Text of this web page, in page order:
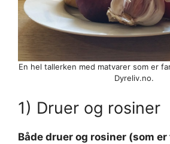
En hel tallerken med matvarer som er
Dyreliv.no.
1) Druer og rosiner
Både druer og rosiner (som